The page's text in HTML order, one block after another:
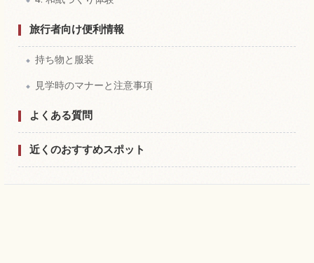
旅行者向け便利情報
持ち物と服装
見学時のマナーと注意事項
よくある質問
近くのおすすめスポット